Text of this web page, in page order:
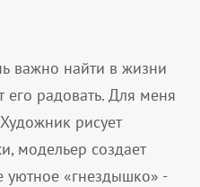
важно найти в жизни
его радовать. Для меня
рисует
модельер создает
уютное «гнездышко» -